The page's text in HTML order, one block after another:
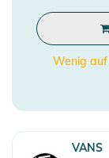
Wenig
VANS